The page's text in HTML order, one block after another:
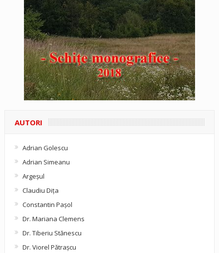
AUTORI
Adrian Golescu
Adrian Simeanu
Argeşul
Claudiu Diţa
Constantin Pașol
Dr. Mariana Clemens
Dr. Tiberiu Stănescu
Dr. Viorel Pătraşcu